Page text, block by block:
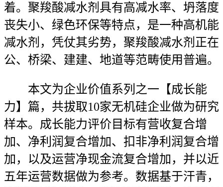
着。聚羧酸减水剂具有高减水率、坍落度
丧失小、绿色环保等特点，是一种高机能
减水剂，凭仗其劣势，聚羧酸减水剂正在
公、桥梁、建建、地道等范畴使用普遍。
本文为企业价值系列之一【成长能
力】篇，共拔取10家无机硅企业做为研究
样本。成长能力评价目标有营收复合增
加、净利润复合增加、扣非净利润复合增
加，以及运营净现金流复合增加，并以近
五年运营数据做为参考。数据基于汗青，